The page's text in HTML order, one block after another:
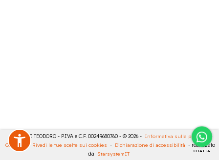
CHATTA
MASULLI TEODORO - P.IVA e C.F. 00249680760 - © 2026 - Informativa sulla privacy -
Cookies
- Rivedi le tue scelte sui cookies - Dichiarazione di accessibilità - realizzato
da StarsystemIT